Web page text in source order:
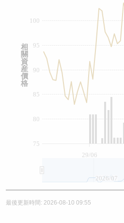
29/06
75
80
85
90
95
100
2026/07
相
關
資
産
價
格
最後更新時間: 2026-08-10 09:55
牛熊證文件及公告 (瑞信)
收市競價變化